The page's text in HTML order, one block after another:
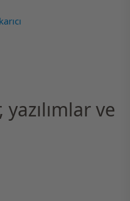
yazılımlar ve